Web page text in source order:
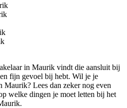
in Maurik vindt die aansluit bij
fijn gevoel bij hebt. Wil je je
Maurik? Lees dan zeker nog even
welke dingen je moet letten bij het